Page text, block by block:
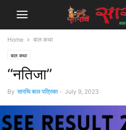
Home बाल कथा
बाल कथा
“नतिजा”
By सारथि बाल पत्रिका - July 9, 2023